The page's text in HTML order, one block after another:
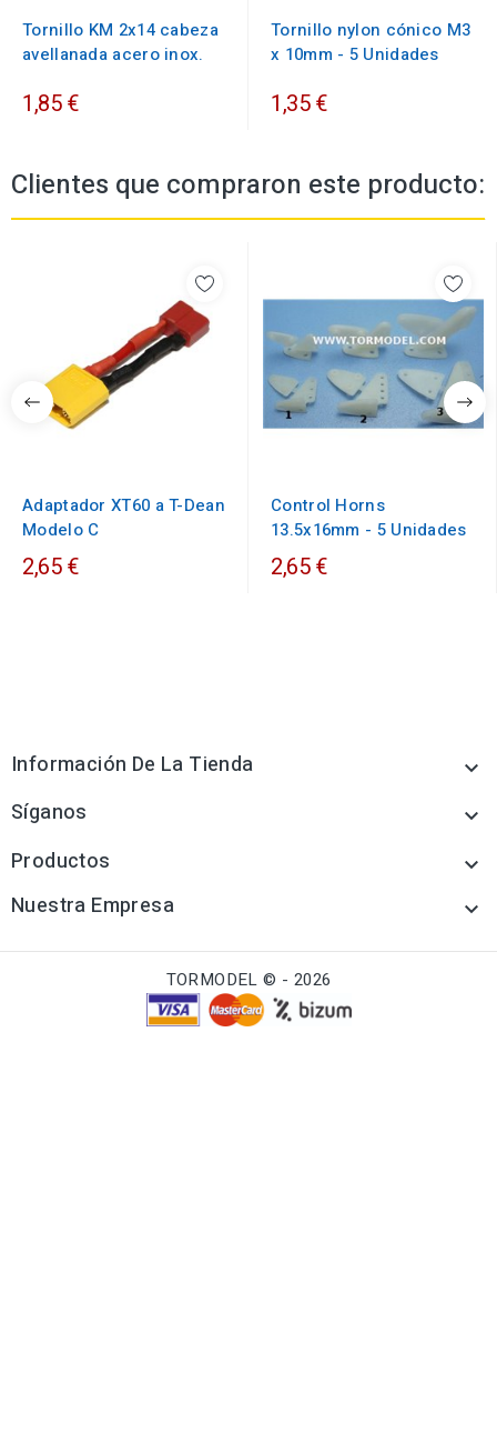
Tornillo KM 2x14 cabeza
avellanada acero inox.
1,85 €
Tornillo nylon cónico M3
x 10mm - 5 Unidades
1,35 €
Clientes que compraron este producto:
Adaptador XT60 a T-Dean
Modelo C
2,65 €
Control Horns
13.5x16mm - 5 Unidades
2,65 €
Información De La Tienda 
Síganos 
Productos 
Nuestra Empresa 
TORMODEL © - 2026